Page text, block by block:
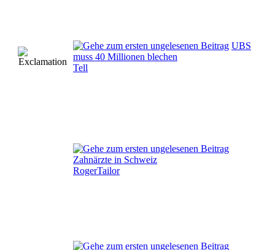
UBS
muss 40 Millionen blechen
Tell
Zahnärzte in Schweiz
RogerTailor